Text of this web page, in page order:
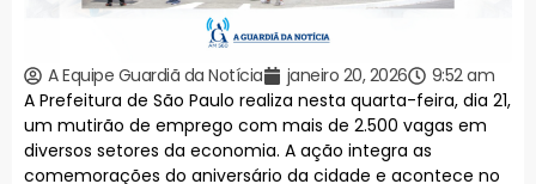
A Equipe Guardiã da Notícia janeiro 20, 2026
9:52 am
A Prefeitura de São Paulo realiza nesta quarta-feira, dia 21,
um mutirão de emprego com mais de 2.500 vagas em
diversos setores da economia. A ação integra as
comemorações do aniversário da cidade e acontece no